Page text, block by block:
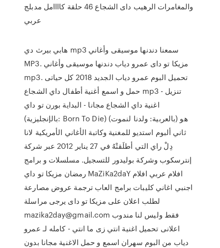
والمغامرات الرهيب داى الشجاع 46 حلقة كاااامل مدبلج
عربي
هابي بيرث دي mp3 سمعنا دندنها موسيقى وأغاني
MP3. مزيكا تو داى عمرو دياب دندنها موسيقى وأغاني
mp3. تحميل البوم عمرو دياب الجديد 2018 كل حياتى
حمل و اسمع أغنية أطفال داي الشجاع mp3 - تنزيل
اغنية داي الشجاع مجانا - البداية بورن تو داي
(بالإنجليزية: Born To Die) (بالعربية: ولدنا لنموت) هو
ثاني ألبوم استديو للمغنية وكاتبة الأغاني الأمريكية لانا
دِلْ راي التي أطلَقتْهُ في 27 يناير 2012 عبر شركة
إنترسكوب وشركة بوليدور للتسجيل. مسلسلات و برامج
رمضان مزيكا تو داي MaZiKa2daY افلام عربي افلام
اجنبي اغاني كليبات برامج العاب ترجمة عروض مصارعة
لطلب اعلان على مزيكا تو داى يرجى مراسلة
mazika2day@gmail.com فقط وليس لنا مندوب
اعلانى تحميل اغنية انتي زى ما انتي - كامله لـ عمرو
دياب من البوم سهران اسمع و حمل الاغنية مجانا بدون